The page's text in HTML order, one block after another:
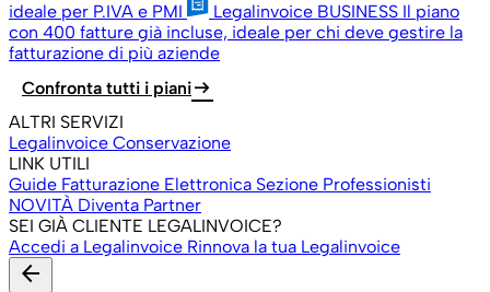
ideale per P.IVA e PMI
Legalinvoice BUSINESS Il piano
con 400 fatture già incluse, ideale per chi deve gestire la
fatturazione di più aziende
Confronta tutti i pianiarrow_right_alt
ALTRI SERVIZI
Legalinvoice Conservazione
LINK UTILI
Guide Fatturazione Elettronica Sezione Professionisti
NOVITÀ Diventa Partner
SEI GIÀ CLIENTE LEGALINVOICE?
Accedi a Legalinvoice Rinnova la tua Legalinvoice
arrow_back